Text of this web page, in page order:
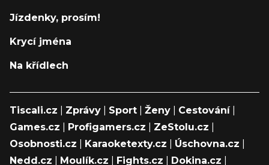
Jízdenky, prosím!
Krycí jména
Na křídlech
Tiscali.cz Zprávy Sport Ženy Cestování|
Games.cz
Profigamers.cz ZeStolu.cz
Osobnosti.cz
Karaoketexty.cz Úschovna.cz
Nedd.cz
Moulík.cz Fights.cz Dokina.cz